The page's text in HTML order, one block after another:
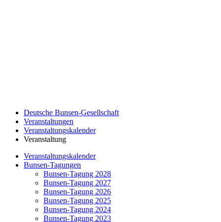
Deutsche Bunsen-Gesellschaft
Veranstaltungen
Veranstaltungskalender
Veranstaltung
Veranstaltungskalender
Bunsen-Tagungen
Bunsen-Tagung 2028
Bunsen-Tagung 2027
Bunsen-Tagung 2026
Bunsen-Tagung 2025
Bunsen-Tagung 2024
Bunsen-Tagung 2023